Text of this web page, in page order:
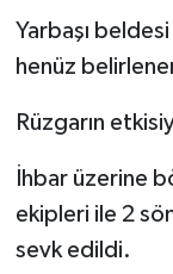
Yarbaşı beldesi
henüz
Rüzgarın
İhbar üzerine
ekipleri ile 2
sevk edildi.